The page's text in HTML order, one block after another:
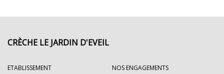
CRÈCHE LE JARDIN D'EVEIL
ETABLISSEMENT
NOS ENGAGEMENTS